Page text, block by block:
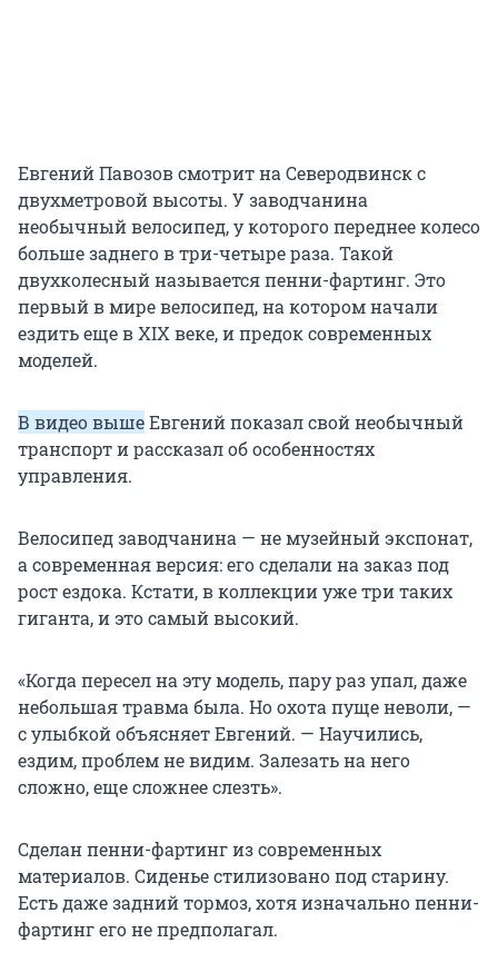
Евгений Павозов смотрит на Северодвинск с
двухметровой высоты. У заводчанина
необычный велосипед, у которого переднее колесо
больше заднего в три-четыре раза. Такой
двухколесный называется пенни-фартинг. Это
первый в мире велосипед, на котором начали
ездить еще в XIX веке, и предок современных
моделей.
В видео вышеЕвгений показал свой необычный
транспорт и рассказал об особенностях
управления.
Велосипед заводчанина — не музейный экспонат,
а современная версия: его сделали на заказ под
рост ездока. Кстати, в коллекции уже три таких
гиганта, и это самый высокий.
«Когда пересел на эту модель, пару раз упал, даже
небольшая травма была. Но охота пуще неволи, —
с улыбкой объясняет Евгений. — Научились,
ездим, проблем не видим. Залезать на него
сложно, еще сложнее слезть».
Сделан пенни-фартинг из современных
материалов. Сиденье стилизовано под старину.
Есть даже задний тормоз, хотя изначально пенни-
фартинг его не предполагал.